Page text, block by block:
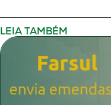
LEIA TAMBÉM